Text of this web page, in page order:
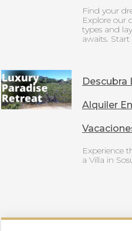
Find your
Explore our
types and
awaits.
Descubra
Alquiler
Experience
a Villa in